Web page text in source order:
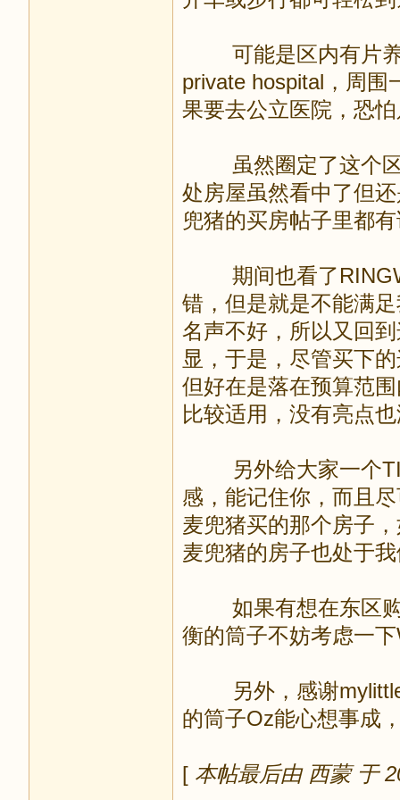
可能是区内有片养
private hospital，周围
果要去公立医院，恐
虽然圈定了这个区
处房屋虽然看中了但
兜猪的买房帖子里都
期间也看了
错，但是就是不能满
名声不好，所以又回
显，于是，尽管买下
但好在是落在预算范
比较适用，没有亮点
另外给大家一个
感，能记住你，而且
麦兜猪买的那个房子
麦兜猪的房子也处于
如果有想在东区购
衡的筒子不妨考虑一
另外，感谢
的筒子Oz能心想事成
[ 本帖最后由 西蒙 于